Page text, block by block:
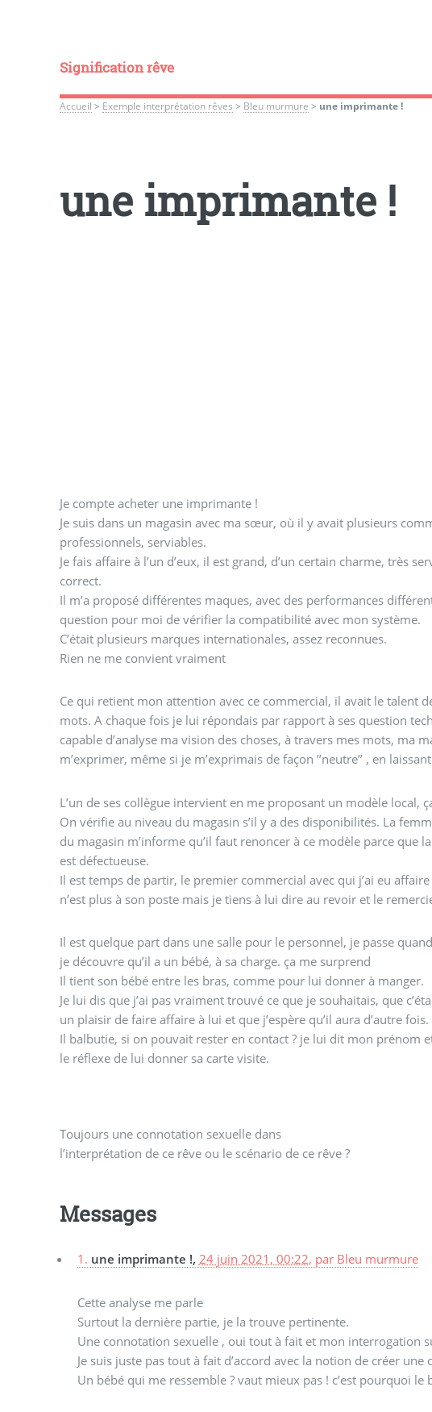
Signification rêve
Accueil > Exemple interprétation rêves > Bleu murmure > une imprimante !
une imprimante !
Je compte acheter une imprimante !
Je suis dans un magasin avec ma sœur, où il y avait plusieurs
professionnels, serviables.
Je fais affaire à l’un d’eux, il est grand, d’un certain charme, très
correct.
Il m’a proposé différentes maques, avec des performances
question pour moi de vérifier la compatibilité avec mon système.
C’était plusieurs marques internationales, assez reconnues.
Rien ne me convient vraiment
Ce qui retient mon attention avec ce commercial, il avait le talent
mots. A chaque fois je lui répondais par rapport à ses question
capable d’analyse ma vision des choses, à travers mes mots, ma
m’exprimer, même si je m’exprimais de façon ’’neutre’’ , en
L’un de ses collègue intervient en me proposant un modèle local,
On vérifie au niveau du magasin s’il y a des disponibilités. La
du magasin m’informe qu’il faut renoncer à ce modèle parce que
est défectueuse.
Il est temps de partir, le premier commercial avec qui j’ai eu
n’est plus à son poste mais je tiens à lui dire au revoir et le
Il est quelque part dans une salle pour le personnel, je passe
je découvre qu’il a un bébé, à sa charge. ça me surprend
Il tient son bébé entre les bras, comme pour lui donner à manger.
Je lui dis que j’ai pas vraiment trouvé ce que je souhaitais, que
un plaisir de faire affaire à lui et que j’espère qu’il aura d’autre fois.
Il balbutie, si on pouvait rester en contact ? je lui dit mon prénom
le réflexe de lui donner sa carte visite.
Toujours une connotation sexuelle dans
l’interprétation de ce rêve ou le scénario de ce rêve ?
Messages
1. une imprimante !, 24 juin 2021, 00:22, par Bleu murmure
Cette analyse me parle
Surtout la dernière partie, je la trouve pertinente.
Une connotation sexuelle , oui tout à fait et mon interrogation
Je suis juste pas tout à fait d’accord avec la notion de créer
Un bébé qui me ressemble ? vaut mieux pas ! c’est pourquoi